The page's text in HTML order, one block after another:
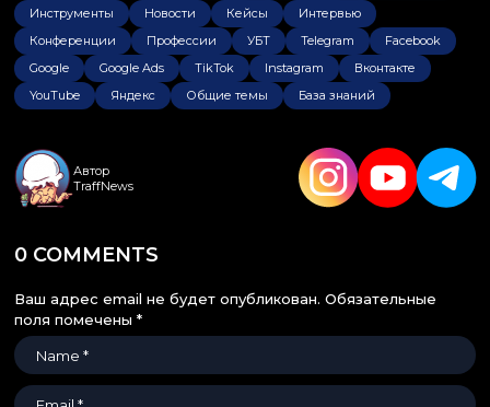
Инструменты
Новости Кейсы
Интервью
Конференции
Профессии УБТ Telegram
Facebook
Google
Google Ads TikTok Instagram
Вконтакте
YouTube
Яндекс Общие темы База знаний
Автор
TraffNews
0 COMMENTS
Ваш адрес email не будет опубликован. Обязательные
поля помечены *